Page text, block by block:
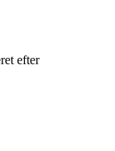
efter